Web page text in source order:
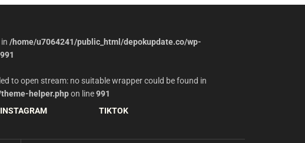
/home/u7064241/public_html/depokupdate.co/wp-
991
open stream: no suitable wrapper could be found in
helper.phpon line991
INSTAGRAM TIKTOK